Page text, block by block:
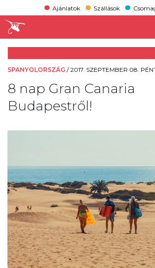
Ajánlatok Szállások
SPANYOLORSZÁG /2017. SZEPTEMBER 08.
8 nap Gran Canaria
Budapestről!